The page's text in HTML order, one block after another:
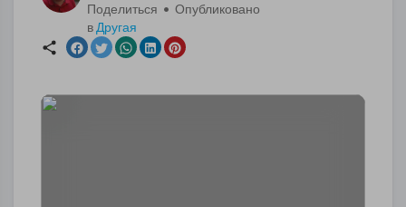
Поделиться • Опубликовано
в Другая